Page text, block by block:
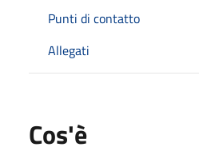
Punti di contatto
Allegati
Cos'è